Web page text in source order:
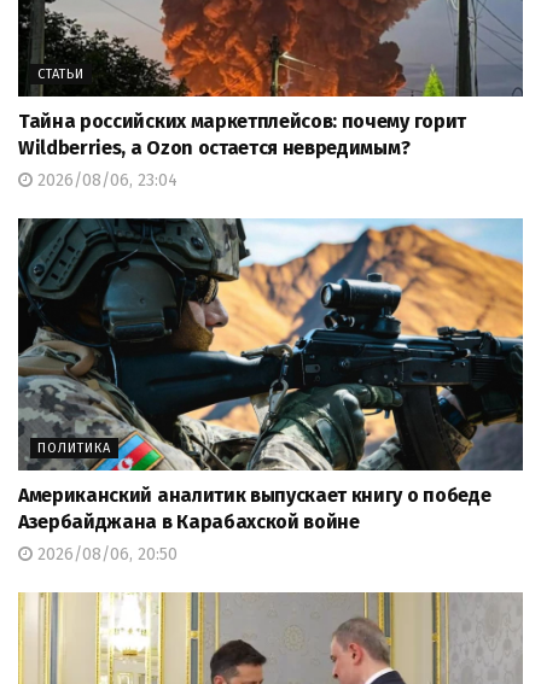
СТАТЬИ
Тайна российских маркетплейсов: почему горит
Wildberries, а Ozon остается невредимым?
2026/08/06, 23:04
ПОЛИТИКА
Американский аналитик выпускает книгу о победе
Азербайджана в Карабахской войне
2026/08/06, 20:50